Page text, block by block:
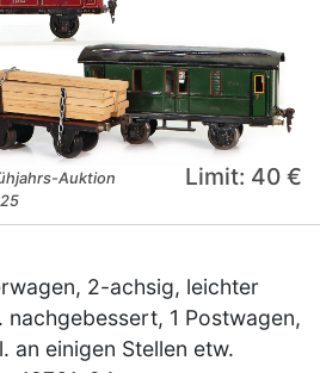
Auktion
Limit: 40 €
2-achsig, leichter
1 Postwagen,
an einigen Stellen etw.